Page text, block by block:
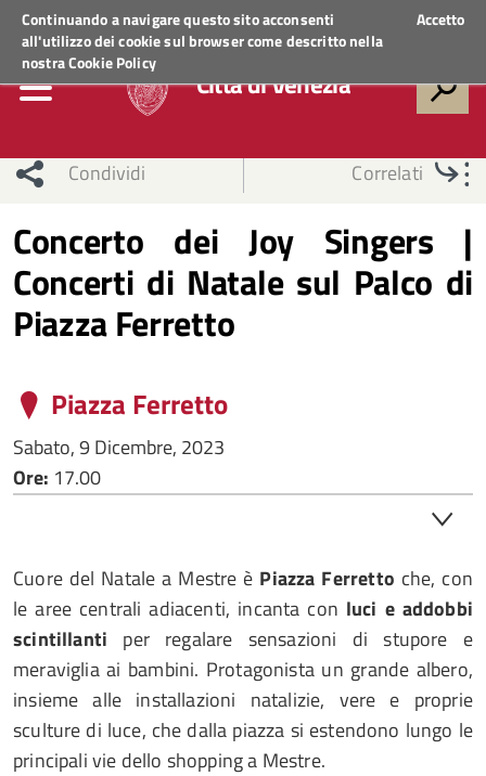
Continuando a navigare questo sito acconsenti
all'utilizzo dei cookie sul browser come descritto nella
nostraCookie Policy
Accetto
Regione VenetoACCEDI AI SERVIZI
Città di Venezia
Condividi Correlati
Concerto dei Joy Singers |
Concerti di Natale sul Palco di
Piazza Ferretto
Piazza Ferretto
Sabato, 9 Dicembre, 2023
Ore: 17.00
Cuore del Natale a Mestre è Piazza Ferretto che, con
le aree centrali adiacenti, incanta con luci e addobbi
scintillanti per regalare sensazioni di stupore e
meraviglia ai bambini. Protagonista un grande albero,
insieme alle installazioni natalizie, vere e proprie
sculture di luce, che dalla piazza si estendono lungo le
principali vie dello shopping a Mestre.